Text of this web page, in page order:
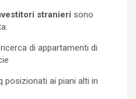
stranieri sono
di appartamenti di
posizionati ai piani alti in